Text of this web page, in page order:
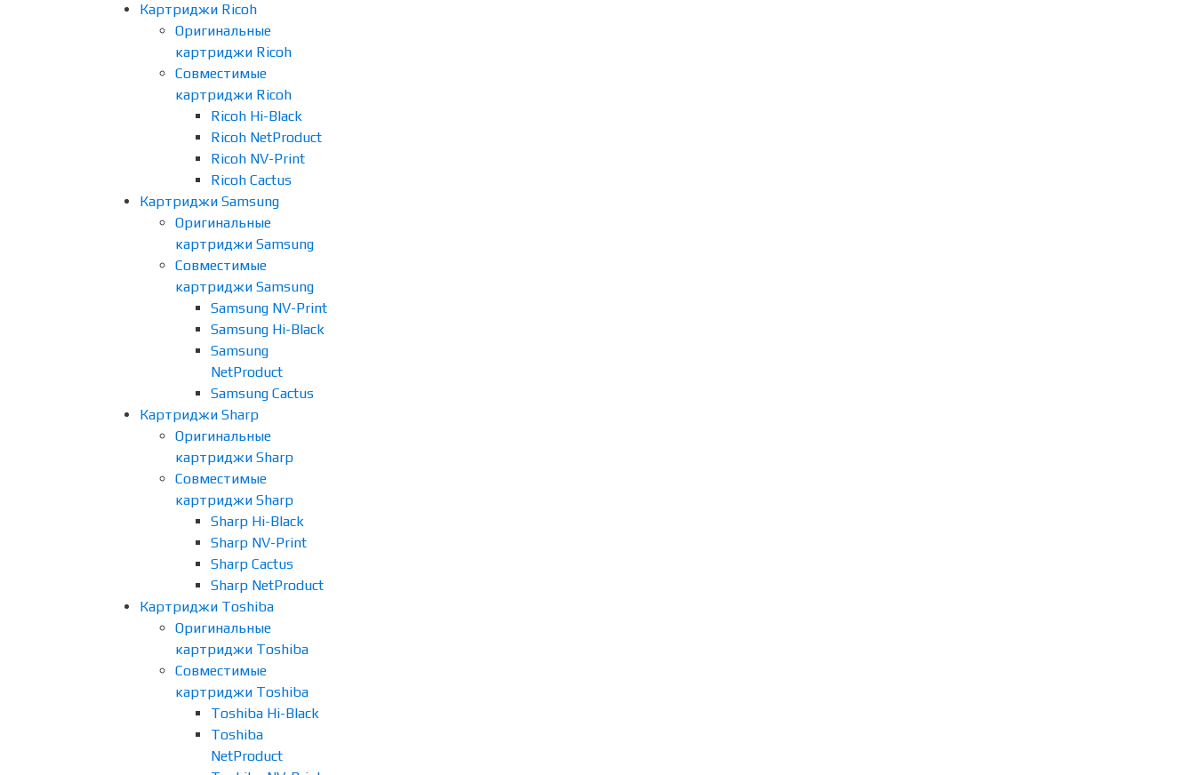
Картриджи Ricoh
Оригинальные
картриджи Ricoh
Совместимые
картриджи Ricoh
Ricoh Hi-Black
Ricoh NetProduct
Ricoh NV-Print
Ricoh Cactus
Картриджи Samsung
Оригинальные
картриджи Samsung
Совместимые
картриджи Samsung
Samsung NV-Print
Samsung Hi-Black
Samsung
NetProduct
Samsung Cactus
Картриджи Sharp
Оригинальные
картриджи Sharp
Совместимые
картриджи Sharp
Sharp Hi-Black
Sharp NV-Print
Sharp Cactus
Sharp NetProduct
Картриджи Toshiba
Оригинальные
картриджи Toshiba
Совместимые
картриджи Toshiba
Toshiba Hi-Black
Toshiba
NetProduct